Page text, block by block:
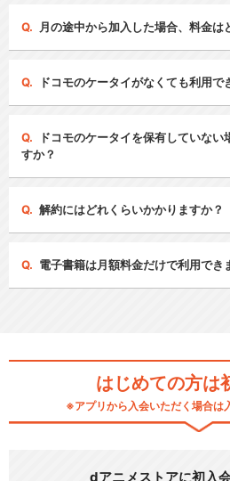
月の途中から加入した場合、料金は
ドコモのケータイがなくても利用で
ドコモのケータイを保有していな
すか？
解約にはどれくらいかかりますか？
電子書籍は月額料金だけで利用でき
はじめての方は
※アプリから入会いただく場合は
dアニメストアに初入